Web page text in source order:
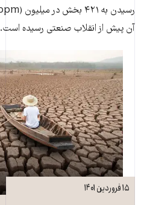
آن پیش از انقلاب صنعتی رسیده است.
۱۵ فروردین ۱۴۰۱